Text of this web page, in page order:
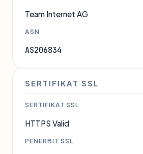
Team Internet AG
ASN
AS206834
SERTIFIKAT SSL
SERTIFIKAT SSL
HTTPS Valid
PENERBIT SSL